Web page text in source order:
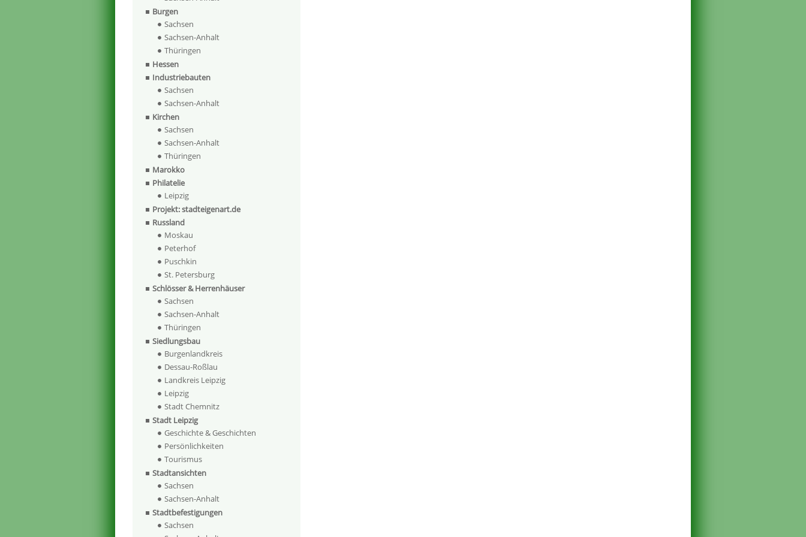
Burgen
Sachsen
Sachsen-Anhalt
Thüringen
Hessen
Industriebauten
Sachsen
Sachsen-Anhalt
Kirchen
Sachsen
Sachsen-Anhalt
Thüringen
Marokko
Philatelie
Leipzig
Projekt: stadteigenart.de
Russland
Moskau
Peterhof
Puschkin
St. Petersburg
Schlösser & Herrenhäuser
Sachsen
Sachsen-Anhalt
Thüringen
Siedlungsbau
Burgenlandkreis
Dessau-Roßlau
Landkreis Leipzig
Leipzig
Stadt Chemnitz
Stadt Leipzig
Geschichte & Geschichten
Persönlichkeiten
Tourismus
Stadtansichten
Sachsen
Sachsen-Anhalt
Stadtbefestigungen
Sachsen